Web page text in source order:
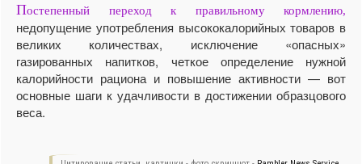
Постепенный переход к правильному кормлению,
недопущение употребления высококалорийных товаров в
великих количествах, исключение «опасных»
газированных напитков, четкое определение нужной
калорийности рациона и повышение активности — вот
основные шаги к удачливости в достижении образцового
веса.